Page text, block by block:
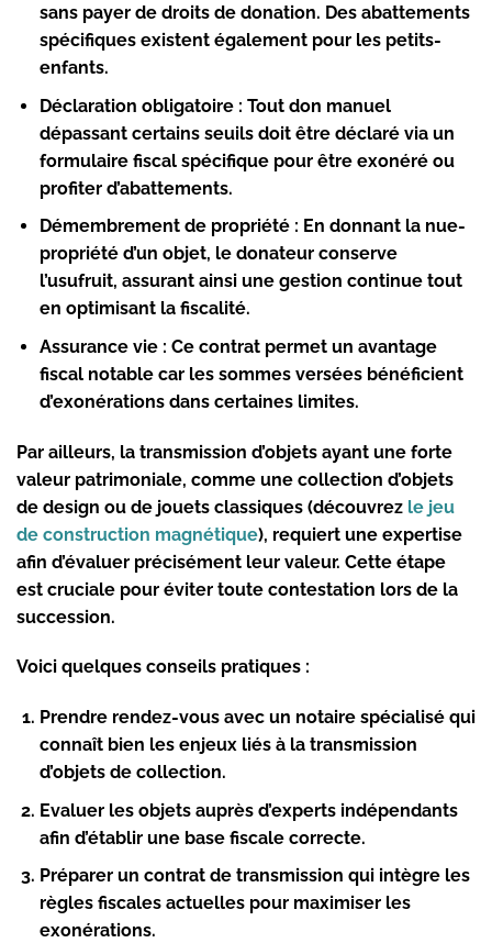
sans payer de droits de donation. Des abattements
spécifiques existent également pour les petits-
enfants.
Déclaration obligatoire : Tout don manuel
dépassant certains seuils doit être déclaré via un
formulaire fiscal spécifique pour être exonéré ou
profiter d’abattements.
Démembrement de propriété : En donnant la nue-
propriété d’un objet, le donateur conserve
l’usufruit, assurant ainsi une gestion continue tout
en optimisant la fiscalité.
Assurance vie : Ce contrat permet un avantage
fiscal notable car les sommes versées bénéficient
d’exonérations dans certaines limites.
Par ailleurs, la transmission d’objets ayant une forte
valeur patrimoniale, comme une collection d’objets
de design ou de jouets classiques (découvrez le jeu
de construction magnétique), requiert une expertise
afin d’évaluer précisément leur valeur. Cette étape
est cruciale pour éviter toute contestation lors de la
succession.
Voici quelques conseils pratiques :
Prendre rendez-vous avec un notaire spécialisé qui
connaît bien les enjeux liés à la transmission
d’objets de collection.
Evaluer les objets auprès d’experts indépendants
afin d’établir une base fiscale correcte.
Préparer un contrat de transmission qui intègre les
règles fiscales actuelles pour maximiser les
exonérations.